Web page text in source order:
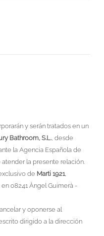
y serán tratados en un
Bathroom, S.L., desde
la Agencia Española de
la presente relación.
de Marti 1921,
08241 Àngel Guimerà -
y oponerse al
dirigido a la dirección